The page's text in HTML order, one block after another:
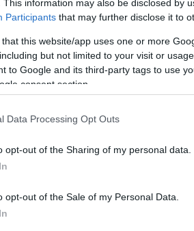
This information may also be disclosed by
Participants that may further disclose it to
that this website/app uses one or more
but not limited to your visit or
to Google and its third-party tags to use
consent section.
Data Processing Opt Outs
opt-out of the Sharing of my personal data.
opt-out of the Sale of my Personal Data.
dà anche un’allure leggermente
chiude il podio con 418 kg e
tutto sono stati ordinati 130
Cagliari, con 75 Kg ed un
e da Olbia dove si sono
e ci fa sentire
anche quel cibo che ci riporta